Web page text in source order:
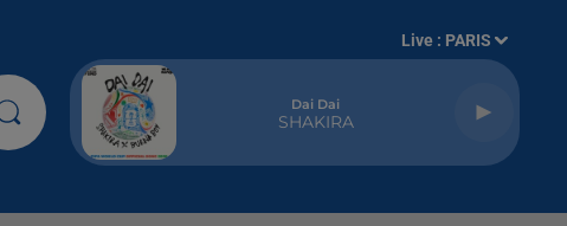
Live : PARIS
Dai Dai
SHAKIRA